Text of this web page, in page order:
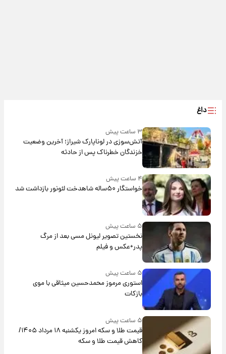
داغ
۳ ساعت پیش
آتش‌سوزی در لوناپارک شیراز؛ آخرین وضعیت
خزندگان خطرناک پس از حادثه
۴ ساعت پیش
خواستگار ۵۰ساله شاهدخت لئونور بازداشت شد
۵ ساعت پیش
نخستین تصویر لیونل مسی بعد از مرگ
پدر+عکس و فیلم
۵ ساعت پیش
استوری مرموز محمدحسین میثاقی با موی
بازکات
۵ ساعت پیش
قیمت طلا و سکه امروز یکشنبه ۱۸ مرداد ۱۴۰۵/
کاهش قیمت طلا و سکه